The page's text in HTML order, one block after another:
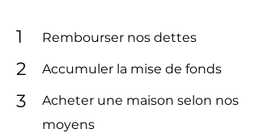
1 Rembourser nos dettes
2 Accumuler la mise de fonds
3
Acheter une maison selon nos
moyens